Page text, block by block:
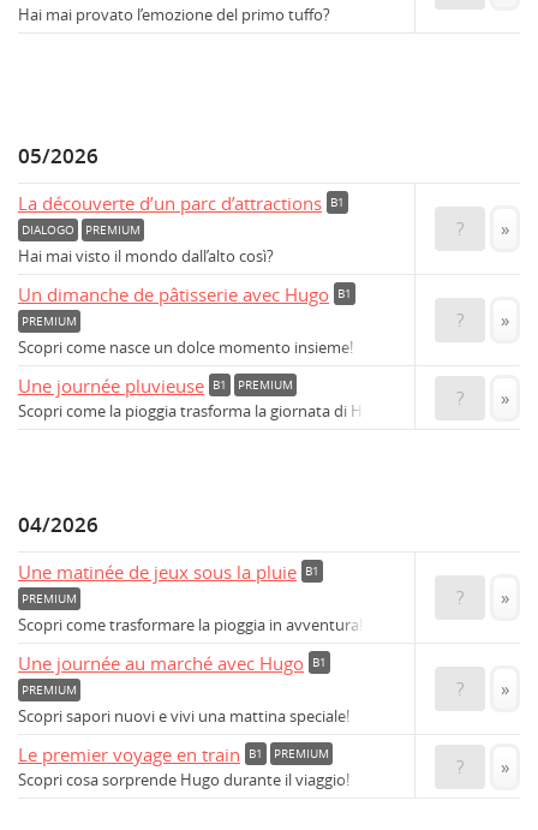
Hai mai provato l’emozione del primo tuffo?
05/2026
La découverte d’un parc d’attractions
B1
DIALOGO
PREMIUM
Hai mai visto il mondo dall’alto così?
? »
Un dimanche de pâtisserie avec Hugo
B1
PREMIUM
Scopri come nasce un dolce momento insieme!
? »
Une journée pluvieuse B1 PREMIUM
Scopri come la pioggia trasforma la giornata di Hugo!
? »
04/2026
Une matinée de jeux sous la pluie
B1
PREMIUM
Scopri come trasformare la pioggia in avventura!
? »
Une journée au marché avec Hugo
B1
PREMIUM
Scopri sapori nuovi e vivi una mattina speciale!
? »
Le premier voyage en train B1 PREMIUM
Scopri cosa sorprende Hugo durante il viaggio!
? »